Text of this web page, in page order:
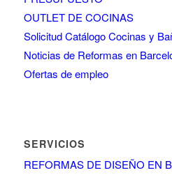
OUTLET DE COCINAS
Solicitud Catálogo Cocinas y
Noticias de Reformas en
Ofertas de empleo
SERVICIOS
REFORMAS DE DISEÑO EN